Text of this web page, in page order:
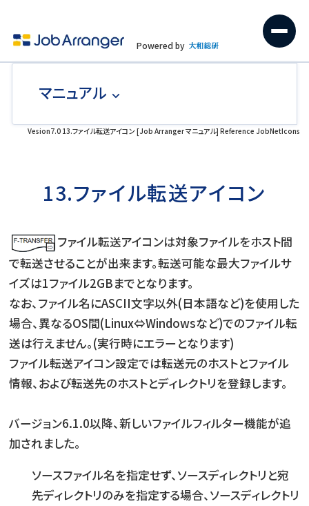
Powered by
マニュアル
Vesion7.0 13.ファイル転送アイコン [Job Arranger マニュアル] Reference JobNetIcons
13.ファイル転送アイコン
ファイル転送アイコンは対象ファイルをホスト間
で転送させることが出来ます。転送可能な最大ファイルサ
イズは1ファイル2GBまでとなります。
なお、ファイル名にASCII文字以外(日本語など)を使用した
場合、異なるOS間(Linux⇔Windowsなど)でのファイル転
送は行えません。(実行時にエラーとなります)
ファイル転送アイコン設定では転送元のホストとファイル
情報、および転送先のホストとディレクトリを登録します。
バージョン6.1.0以降、新しいファイルフィルター機能が追
加されました。
ソースファイル名を指定せず、ソースディレクトリと宛
先ディレクトリのみを指定する場合、ソースディレクトリ